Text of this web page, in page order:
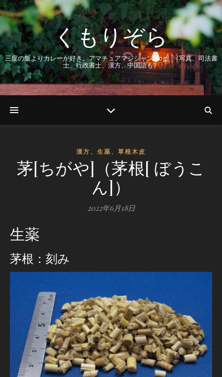
くもりぞら
三度の飯よりカレーが好き。アマチュアマジシャンBlog。（写真、司法書
士、行政書士、漢方、中国語も）
漢方、生薬、草根木皮
茅[ちがや]（茅根[ ぼうこ
ん]）
2022年6月18日
生薬
茅根：刻み